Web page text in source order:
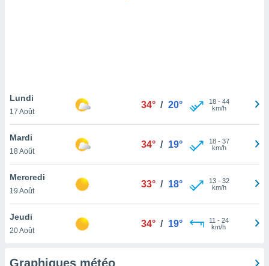
notre
que
et que
Lundi
17 Août
34° / 20° 18- 44
km/h
Mardi
18 Août
34° / 19° 18- 37
km/h
Mercredi
19 Août
33° / 18° 13- 32
km/h
Jeudi
20 Août
34° / 19° 11 - 24
km/h
Graphiques météo